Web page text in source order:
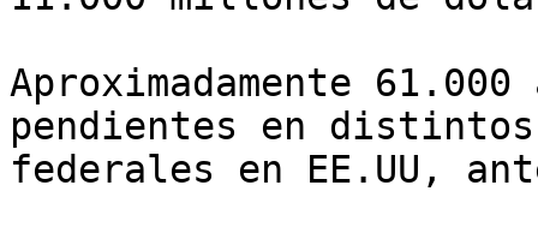
Aproximadamente
pendientes en
federales en EE.UU,